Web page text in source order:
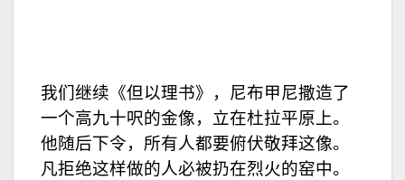
我们继续《但以理书》，尼布甲尼撒造了
一个高九十呎的金像，立在杜拉平原上。
他随后下令，所有人都要俯伏敬拜这像。
凡拒绝这样做的人必被扔在烈火的窑中。